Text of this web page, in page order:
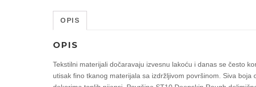
OPIS
OPIS
Tekstilni materijali dočaravaju izvesnu lakoću i danas se često
utisak fino tkanog materijala sa izdržljivom površinom. Siva